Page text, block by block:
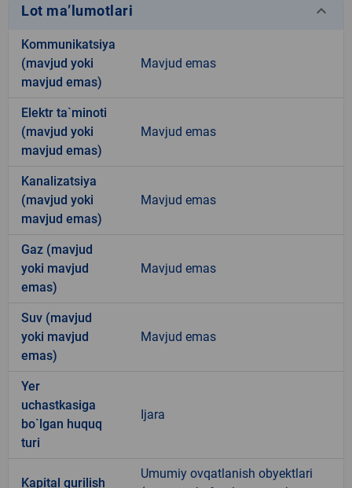
Lot ma’lumotlari keyboard_arrow_down
Kommunikatsiya
(mavjud yoki
mavjud emas)
Mavjud emas
Elektr ta`minoti
(mavjud yoki
mavjud emas)
Mavjud emas
Kanalizatsiya
(mavjud yoki
mavjud emas)
Mavjud emas
Gaz (mavjud
yoki mavjud
emas)
Mavjud emas
Suv (mavjud
yoki mavjud
emas)
Mavjud emas
Yer
uchastkasiga
bo`lgan huquq
turi
Ijara
Kapital qurilish
Umumiy ovqatlanish obyektlari